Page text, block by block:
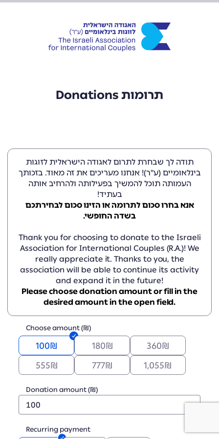
Donations תרומות
תודה לך שבחרת לתרום לאגודה הישראלית לזוגות
בינלאומיים (ע"ר)! אנחנו מעריכים את זה מאוד. בזכותך
העמותה תוכל להמשיך בפעילותה ולהרחיב אותה
בעתיד!
אנא בחרו סכום לתרומה או הזינו סכום לבחירתכם
בשדה החופשי.
Thank you for choosing to donate to the Israeli
Association for International Couples (R.A.)! We
really appreciate it. Thanks to you, the
association will be able to continue its activity
and expand it in the future!
Please choose donation amount or fill in the
desired amount in the open field.
Choose amount (₪)
100₪ 180₪ 360₪
555₪ 777₪ 1,055₪
Donation amount (₪)
Recurring payment